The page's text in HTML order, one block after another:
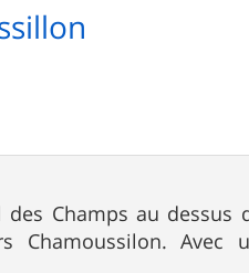
Champs au dessus
Avec